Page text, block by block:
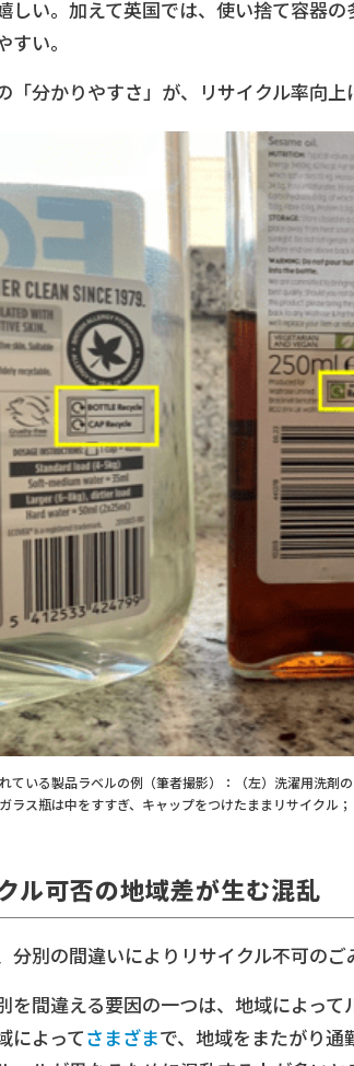
しい。加えて英国では、使い捨て容器
すい。
「分かりやすさ」が、リサイクル率向上
ている製品ラベルの例（筆者撮影）：（左）洗濯用洗剤
ラス瓶は中をすすぎ、キャップをつけたままリサイクル
ル可否の地域差が生む混乱
分別の間違いによりリサイクル不可のご
を間違える要因の一つは、地域によっ
によって さまざまで、地域をまたがり通